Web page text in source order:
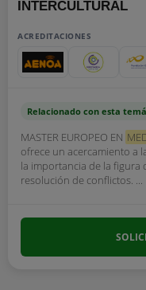
INTERCULTURAL
ACREDITACIONES
Relacionado con esta
MASTER EUROPEO EN
ofrece un acercamiento a
la importancia de la figura
resolución de conflictos. ...